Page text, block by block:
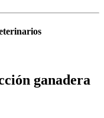
ganadera